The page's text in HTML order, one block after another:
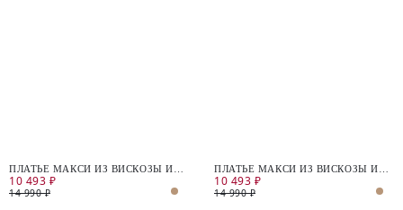
ПЛАТЬЕ МАКСИ ИЗ ВИСКОЗЫ И
ЛЬНА
10 493 ₽
14 990 ₽
ПЛАТЬЕ МАКСИ ИЗ ВИСКОЗЫ И
ЛЬНА
10 493 ₽
14 990 ₽